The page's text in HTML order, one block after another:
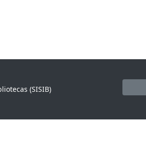
(SISIB)